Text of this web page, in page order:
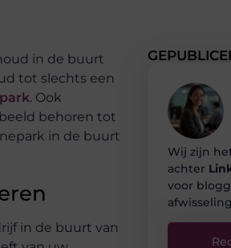
in de buurt
tot slechts een
. Ook
behoren tot
in de buurt
in de buurt van
Wij zijn
achter
voor